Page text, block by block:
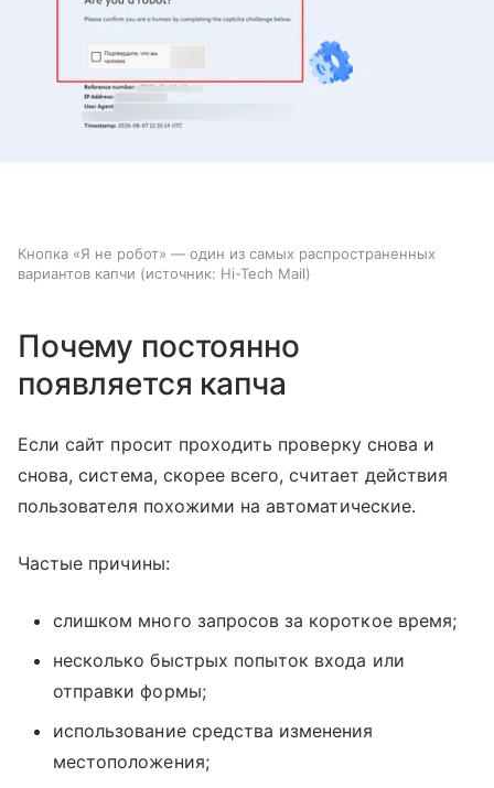
Кнопка «Я не робот» — один из самых распространенных
вариантов капчи
источник: Hi-Tech Mail
Почему постоянно
появляется капча
Если сайт просит проходить проверку снова и
снова, система, скорее всего, считает действия
пользователя похожими на автоматические.
Частые причины:
слишком много запросов за короткое время;
несколько быстрых попыток входа или
отправки формы;
использование средства изменения
местоположения;